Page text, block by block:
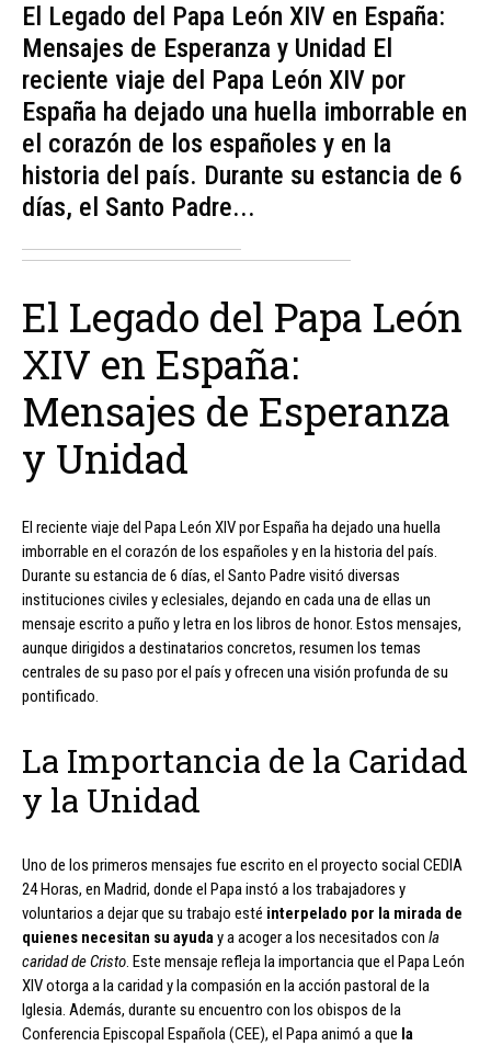
El Legado del Papa León XIV en España:
Mensajes de Esperanza y Unidad El
reciente viaje del Papa León XIV por
España ha dejado una huella imborrable en
el corazón de los españoles y en la
historia del país. Durante su estancia de 6
días, el Santo Padre...
El Legado del Papa León
XIV en España:
Mensajes de Esperanza
y Unidad
El reciente viaje del Papa León XIV por España ha dejado una huella
imborrable en el corazón de los españoles y en la historia del país.
Durante su estancia de 6 días, el Santo Padre visitó diversas
instituciones civiles y eclesiales, dejando en cada una de ellas un
mensaje escrito a puño y letra en los libros de honor. Estos mensajes,
aunque dirigidos a destinatarios concretos, resumen los temas
centrales de su paso por el país y ofrecen una visión profunda de su
pontificado.
La Importancia de la Caridad
y la Unidad
Uno de los primeros mensajes fue escrito en el proyecto social CEDIA
24 Horas, en Madrid, donde el Papa instó a los trabajadores y
voluntarios a dejar que su trabajo esté interpelado por la mirada de
quienes necesitan su ayuday a acoger a los necesitados con la
caridad de Cristo. Este mensaje refleja la importancia que el Papa León
XIV otorga a la caridad y la compasión en la acción pastoral de la
Iglesia. Además, durante su encuentro con los obispos de la
Conferencia Episcopal Española (CEE), el Papa animó a que la